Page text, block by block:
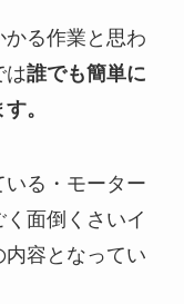
る作業と思わ
は誰でも簡単に
。
る・モーター
面倒くさいイ
容となってい